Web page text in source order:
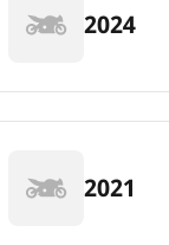
2024
2021